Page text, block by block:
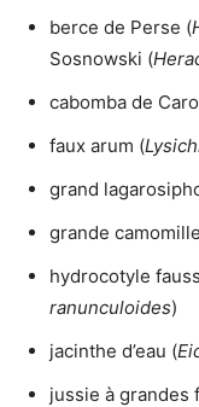
berce de Perse (
Sosnowski (
cabomba de
faux arum (
grand
grande
hydrocotyle
ranunculoides)
jacinthe d’eau (
jussie à grandes